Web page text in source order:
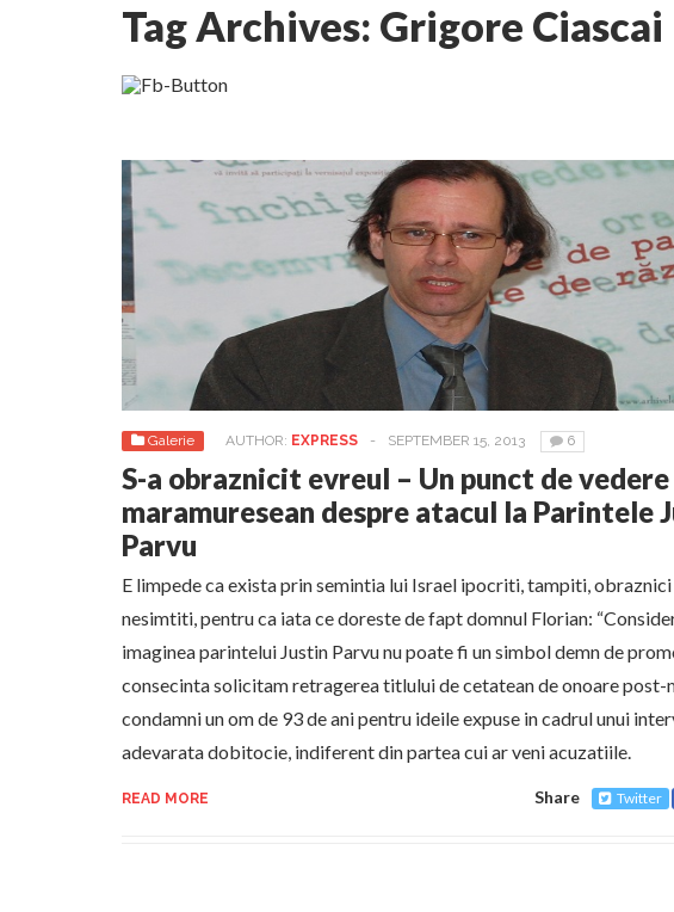
Lepădarea de sine și urmarea lui Hristos. Calea spre desăvârșire.
Tag Archives: Grigore Ciascai
Galerie AUTHOR: EXPRESS - SEPTEMBER 15, 2013 6
S-a obraznicit evreul – Un punct de vedere
maramuresean despre atacul la Parintele
Parvu
E limpede ca exista prin semintia lui Israel ipocriti, tampiti, obraznici
nesimtiti, pentru ca iata ce doreste de fapt domnul Florian:
imaginea parintelui Justin Parvu nu poate fi un simbol demn de
consecinta solicitam retragerea titlului de cetatean de onoare post-
condamni un om de 93 de ani pentru ideile expuse in cadrul unui
adevarata dobitocie, indiferent din partea cui ar veni acuzatiile.
READ MORE Share Twitter